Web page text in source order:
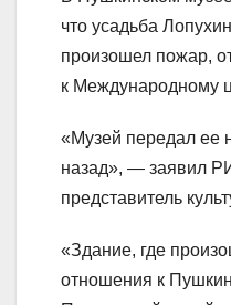
что усадьба
произошел пожар,
к Международному
«Музей передал ее
назад», — заявил
представитель
«Здание, где
отношения к